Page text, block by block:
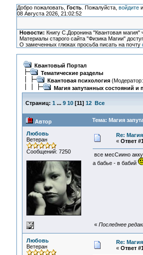
Добро пожаловать, Гость. Пожалуйста, войдите
08 Августа 2026, 21:02:52
Новости: Книгу С.Доронина "Квантовая магия"
Материалы старого сайта "Физика Магии"
О замеченных глюках просьба писать на почту
Квантовый Портал
Тематические разделы
Квантовая психология(Модератор:
Магия запутанных состояний и
Страниц: 1 ... 9 10[11] 12 Все
Автор Тема: Магия
Любовь
Ветеран
Сообщений: 7250
Re:
« Ответ
все месСиино
а бабье - в бабий
« Последнее
Любовь
Ветеран
Re:
« Ответ